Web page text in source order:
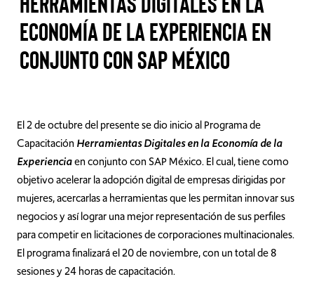
Events
Donate
Contact Us
ECONOMÍA DE LA EXPERIENCIA EN
CONJUNTO CON SAP MÉXICO
El 2 de octubre del presente se dio inicio al Programa de
Capacitación Herramientas Digitales en la Economía de la
Experienciaen conjunto con SAP México. El cual, tiene como
objetivo acelerar la adopción digital de empresas dirigidas por
mujeres, acercarlas a herramientas que les permitan innovar sus
negocios y así lograr una mejor representación de sus perfiles
para competir en licitaciones de corporaciones multinacionales.
El programa finalizará el 20 de noviembre, con un total de 8
sesiones y 24 horas de capacitación.